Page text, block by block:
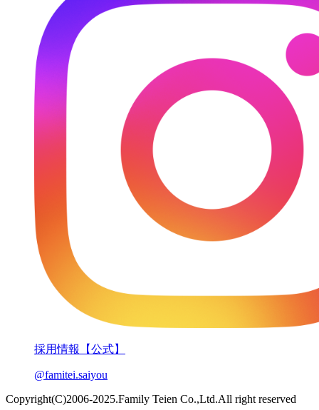
採用情報【公式】
@famitei.saiyou
Copyright(C)2006-2025.Family Teien Co.,Ltd.All right reserved